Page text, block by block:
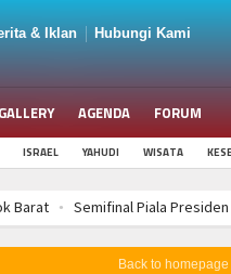
& Iklan Hubungi Kami
GALLERY AGENDA FORUM
ISRAEL YAHUDI WISATA
Dipastikan Memanas, Empat
2026 Resmi Dirilis, Siap
Back to homepage